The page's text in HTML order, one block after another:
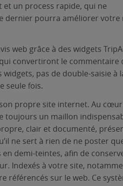
un process rapide, qui ne
dernier pourra améliorer votre
web grâce à des widgets
convertiront le commentaire
pas de double-saisie à
seule fois.
propre site internet. Au
toujours un maillon
clair et documenté,
ne sert à rien de ne poster
demi-teintes, afin de
Indexés à votre site,
référencés sur le web. Ce